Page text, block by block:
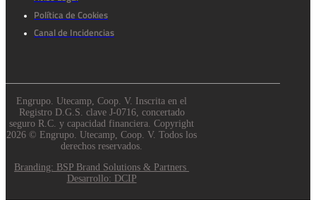
Política de Cookies
Canal de Incidencias
Engrupo. Utecamp, Coop. V. Inscrita en el
Registro D.G.S. clave J-0716, concertado
seguro R.C. y capacidad financiera. Copyright
2026 © Engrupo. Utecamp, Coop. V. Todos los
derechos reservados.
Branding: BSP Brand Solutions & Partners
Desarrollo: DCIP